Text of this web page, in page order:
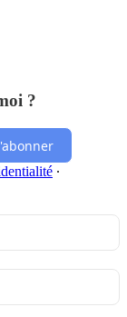
?
∙